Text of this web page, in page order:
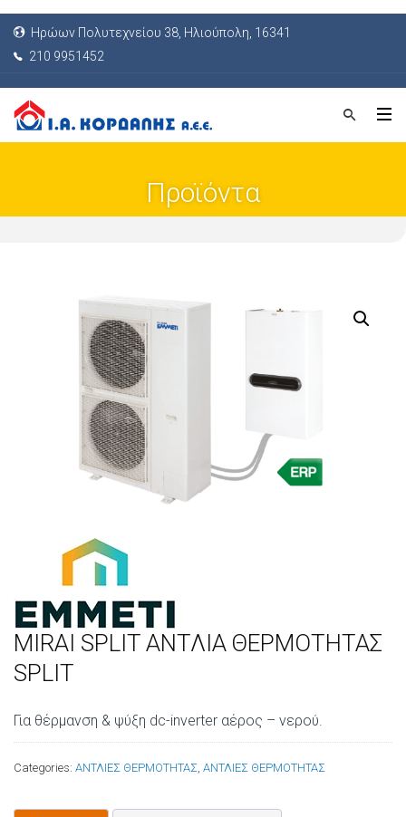
Ηρώων Πολυτεχνείου 38, Ηλιούπολη, 16341
210 9951452
Προϊόντα
MIRAI SPLIT ΑΝΤΛΙΑ ΘΕΡΜΟΤΗΤΑΣ
SPLIT
Για θέρμανση & ψύξη dc-inverter αέρος – νερού.
Categories: ΑΝΤΛΙΕΣ ΘΕΡΜΟΤΗΤΑΣ ΑΝΤΛΙΕΣ ΘΕΡΜΟΤΗΤΑΣ